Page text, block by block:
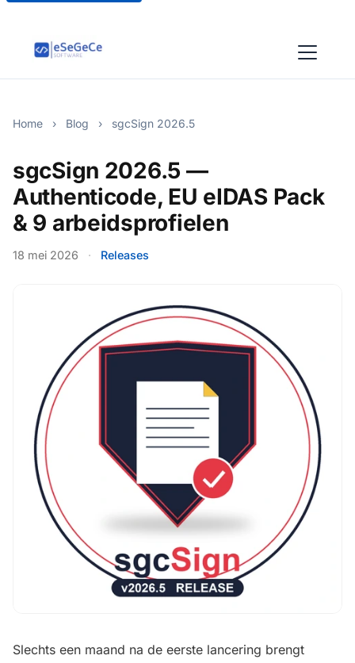
Home › Blog › sgcSign 2026.5
sgcSign 2026.5 —
Authenticode, EU eIDAS Pack
& 9 arbeidsprofielen
18 mei 2026 · Releases
Slechts een maand na de eerste lancering brengt